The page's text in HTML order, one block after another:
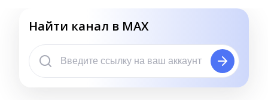
Найти канал в MAX